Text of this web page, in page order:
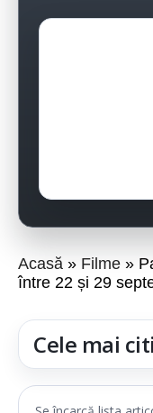
Acasă Filme
între 22 și 29
Cele mai